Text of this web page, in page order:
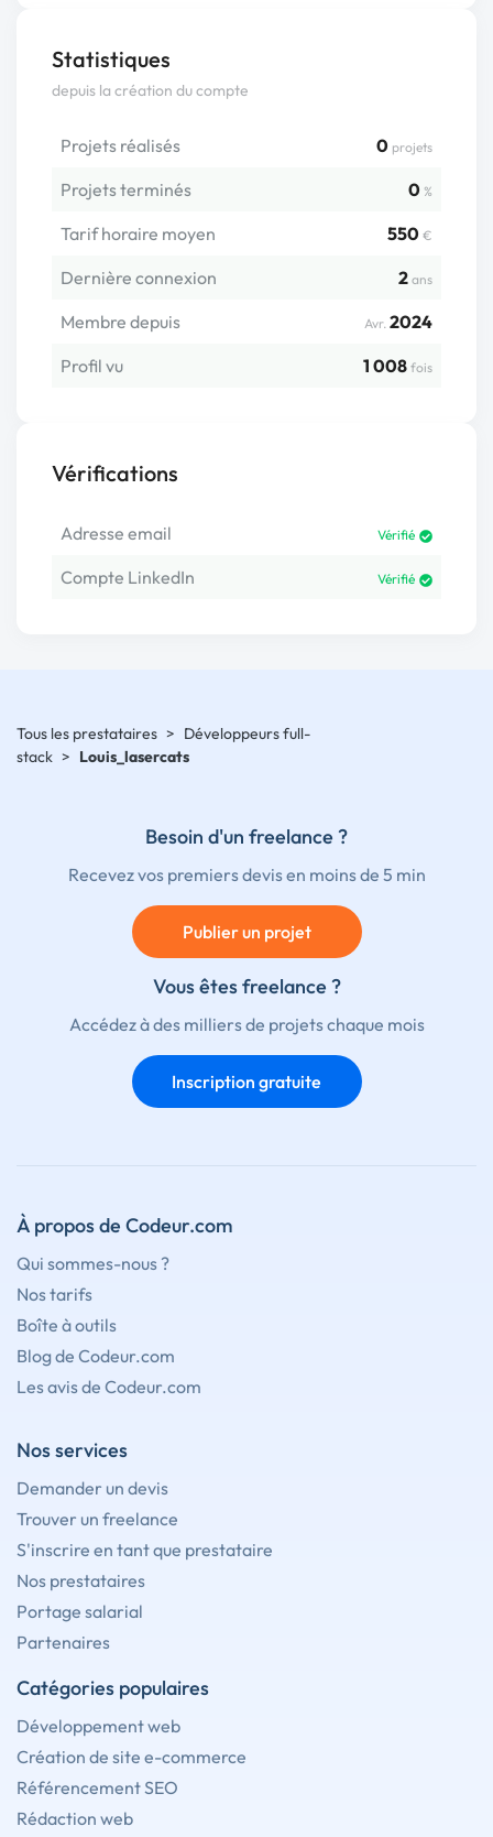
Statistiques
depuis la création du compte
Projets réalisés 0 projets
Projets terminés 0 %
Tarif horaire moyen 550 €
Dernière connexion 2 ans
Membre depuis Avr. 2024
Profil vu
1 008 fois
Vérifications
Adresse email Vérifié
Compte LinkedIn Vérifié
Tous les prestataires > Développeurs full-
stack > Louis_lasercats
Besoin d'un freelance ?
Recevez vos premiers devis en moins de 5 min
Publier un projet
Vous êtes freelance ?
Accédez à des milliers de projets chaque mois
Inscription gratuite
À propos de Codeur.com
Qui sommes-nous ?
Nos tarifs
Boîte à outils
Blog de Codeur.com
Les avis de Codeur.com
Nos services
Demander un devis
Trouver un freelance
S'inscrire en tant que prestataire
Nos prestataires
Portage salarial
Partenaires
Catégories populaires
Développement web
Création de site e-commerce
Référencement SEO
Rédaction web